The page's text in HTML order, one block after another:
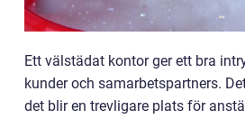
Ett välstädat kontor ger ett bra
kunder och samarbetspartners.
det blir en trevligare plats för